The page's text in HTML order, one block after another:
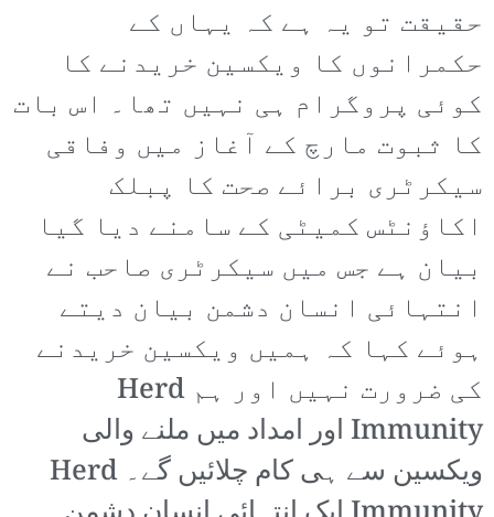
حقیقت تو یہ ہے کہ یہاں کے
حکمرانوں کا ویکسین خریدنے کا
کوئی پروگرام ہی نہیں تھا۔ اس بات
کا ثبوت مارچ کے آغاز میں وفاقی
سیکرٹری برائے صحت کا پبلک
اکاؤنٹس کمیٹی کے سامنے دیا گیا
بیان ہے جس میں سیکرٹری صاحب نے
انتہائی انسان دشمن بیان دیتے
ہوئے کہا کہ ہمیں ویکسین خریدنے
کی ضرورت نہیں اور ہم Herd
Immunity اور امداد میں ملنے والی
ویکسین سے ہی کام چلائیں گے۔ Herd